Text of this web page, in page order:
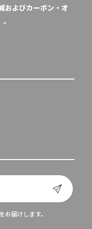
およびカーボン・オ
。
届けします。